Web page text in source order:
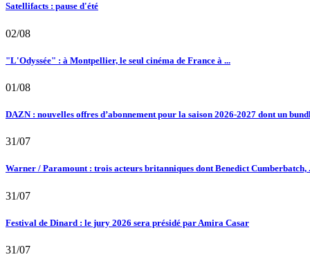
Satellifacts : pause d'été
02/08
"L'Odyssée" : à Montpellier, le seul cinéma de France à ...
01/08
DAZN : nouvelles offres d’abonnement pour la saison 2026-2027 dont un
31/07
Warner / Paramount : trois acteurs britanniques dont Benedict Cumberbatch,
31/07
Festival de Dinard : le jury 2026 sera présidé par Amira Casar
31/07